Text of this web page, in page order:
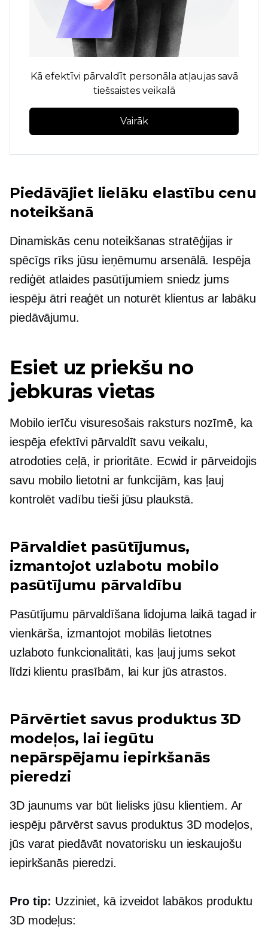
Kā efektīvi pārvaldīt personāla atļaujas savā
tiešsaistes veikalā
Vairāk
Piedāvājiet lielāku elastību cenu
noteikšanā
Dinamiskās cenu noteikšanas stratēģijas ir
spēcīgs rīks jūsu ieņēmumu arsenālā. Iespēja
rediģēt atlaides pasūtījumiem sniedz jums
iespēju ātri reaģēt un noturēt klientus ar labāku
piedāvājumu.
Esiet uz priekšu no
jebkuras vietas
Mobilo ierīču visuresošais raksturs nozīmē, ka
iespēja efektīvi pārvaldīt savu veikalu,
atrodoties ceļā, ir prioritāte. Ecwid ir pārveidojis
savu mobilo lietotni ar funkcijām, kas ļauj
kontrolēt vadību tieši jūsu plaukstā.
Pārvaldiet pasūtījumus,
izmantojot uzlabotu mobilo
pasūtījumu pārvaldību
Pasūtījumu pārvaldīšana lidojuma laikā tagad ir
vienkārša, izmantojot mobilās lietotnes
uzlaboto funkcionalitāti, kas ļauj jums sekot
līdzi klientu prasībām, lai kur jūs atrastos.
Pārvērtiet savus produktus 3D
modeļos, lai iegūtu
nepārspējamu iepirkšanās
pieredzi
3D jaunums var būt lielisks jūsu klientiem. Ar
iespēju pārvērst savus produktus 3D modeļos,
jūs varat piedāvāt novatorisku un ieskaujošu
iepirkšanās pieredzi.
Pro tip: Uzziniet, kā izveidot labākos produktu
3D modeļus: